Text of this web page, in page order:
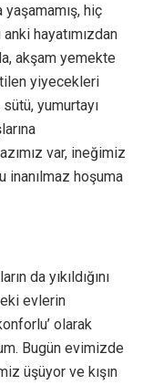
hiç
hayatımızdan
akşam yemekte
yiyecekleri
yumurtayı
var, ineğimiz
inanılmaz hoşuma
da yıkıldığını
evlerin
olarak
Bugün evimizde
üşüyor ve kışın